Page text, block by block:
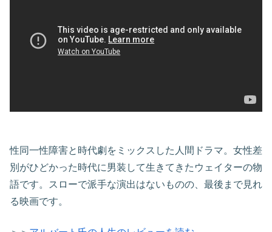
性同一性障害と時代劇をミックスした人間ドラマ。女性差
別がひどかった時代に男装して生きてきたウェイターの物
語です。スローで派手な演出はないものの、最後まで見れ
る映画です。